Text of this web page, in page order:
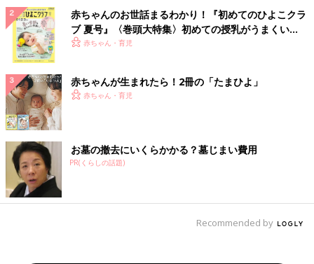
れたウイルスが手につき、手から口へと入る経路、また乾燥した
便などからウイルスが飛散して空気感染する経路などがありま
す。」（白井先生）
嘔吐の症状がおさまったあとも便中にウイルスが排出されるた
め、それが感染の原因になることもあるそうです。
便中のウイルス粒子の数
ロタウイルス：便1gあたり約100億個／ウイルス粒子10〜100個
で感染が成立する
ノロウイルス：便1gあたり100万～10億個／ウイルス粒子100個
赤ちゃんのお世話まるわかり！『初めてのひよこクラ
ブ 夏号』〈巻頭大特集〉初めての授乳がうまくい
く！ おっぱい・ミルクの基本と夏のトラブル 解決テ
赤ちゃん・育児
赤ちゃんが生まれたら！2冊の「たまひよ」
赤ちゃん・育児
お墓の撤去にいくらかかる？墓じまい費用
PR(くらしの話題)
Recommended by